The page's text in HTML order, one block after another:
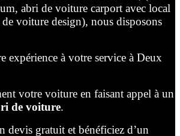
abri de voiture carport avec local
voiture design), nous disposons
expérience à votre service à Deux
votre voiture en faisant appel à un
de voiture.
devis gratuit et bénéficiez d’un